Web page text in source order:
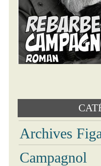
Archives
Campagnol